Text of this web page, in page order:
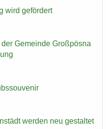
wird ge­för­dert
Ge­mein­de Groß­pös­na
wer­den neu ge­stal­tet